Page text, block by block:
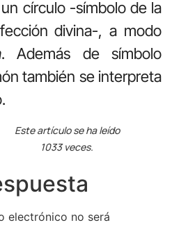
círculo -símbolo de la
divina-, a modo
. Además de símbolo
también se interpreta
Este artículo se ha leído
1033 veces.
electrónico no será